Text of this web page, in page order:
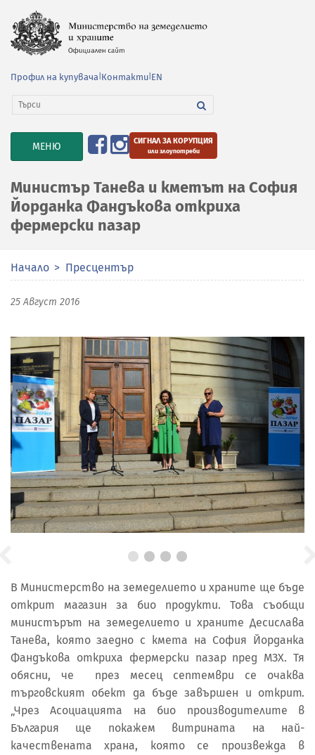
Профил на купувача Контакти EN
TOGGLE
NAVIGATION
МЕНЮ СИГНАЛ ЗА КОРУПЦИЯ
или злоупотреби
Министър Танева и кметът на София
Йорданка Фандъкова откриха
фермерски пазар
Начало Пресцентър
25 Август 2016
В Министерство на земеделието и храните ще бъде
открит магазин за био продукти. Това съобщи
министърът на земеделието и храните Десислава
Танева, която заедно с кмета на София Йорданка
Фандъкова откриха фермерски пазар пред МЗХ. Тя
обясни, че през месец септември се очаква
търговският обект да бъде завършен и открит.
„Чрез Асоциацията на био производителите в
България ще покажем витрината на най-
качествената храна, която се произвежда в